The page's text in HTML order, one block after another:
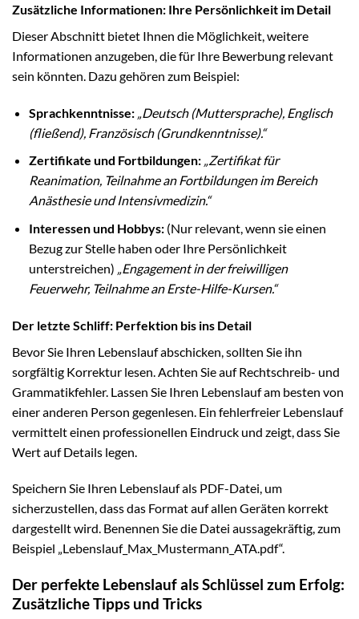
Zusätzliche Informationen: Ihre Persönlichkeit im Detail
Dieser Abschnitt bietet Ihnen die Möglichkeit, weitere
Informationen anzugeben, die für Ihre Bewerbung relevant
sein könnten. Dazu gehören zum Beispiel:
Sprachkenntnisse: „Deutsch (Muttersprache), Englisch
(fließend), Französisch (Grundkenntnisse).“
Zertifikate und Fortbildungen: „Zertifikat für
Reanimation, Teilnahme an Fortbildungen im Bereich
Anästhesie und Intensivmedizin.“
Interessen und Hobbys:(Nur relevant, wenn sie einen
Bezug zur Stelle haben oder Ihre Persönlichkeit
unterstreichen)
„Engagement in der freiwilligen
Feuerwehr, Teilnahme an Erste-Hilfe-Kursen.“
Der letzte Schliff: Perfektion bis ins Detail
Bevor Sie Ihren Lebenslauf abschicken, sollten Sie ihn
sorgfältig Korrektur lesen. Achten Sie auf Rechtschreib- und
Grammatikfehler. Lassen Sie Ihren Lebenslauf am besten von
einer anderen Person gegenlesen. Ein fehlerfreier Lebenslauf
vermittelt einen professionellen Eindruck und zeigt, dass Sie
Wert auf Details legen.
Speichern Sie Ihren Lebenslauf als PDF-Datei, um
sicherzustellen, dass das Format auf allen Geräten korrekt
dargestellt wird. Benennen Sie die Datei aussagekräftig, zum
Beispiel „Lebenslauf_Max_Mustermann_ATA.pdf“.
Der perfekte Lebenslauf als Schlüssel zum Erfolg:
Zusätzliche Tipps und Tricks